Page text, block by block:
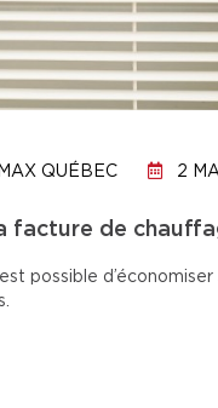
QUÉBEC 2
facture de
possible